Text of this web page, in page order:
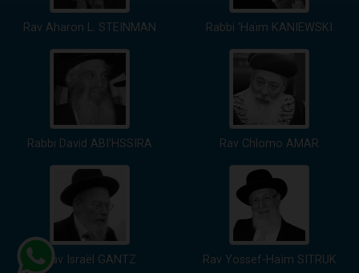
Rav Aharon L. STEINMAN Rabbi 'Haïm KANIEWSKI
Rabbi David ABI'HSSIRA Rav Chlomo AMAR
Rav Israël GANTZ Rav Yossef-Haïm SITRUK